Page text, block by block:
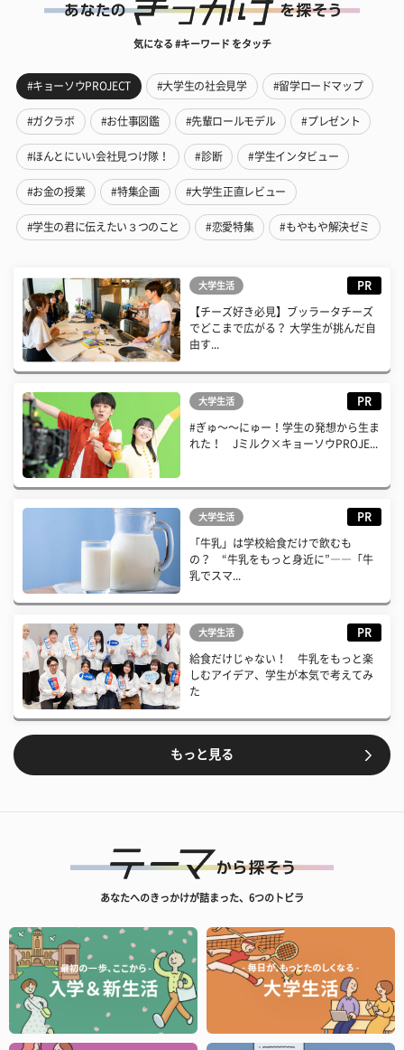
気になる #キーワード をタッチ
#キョーソウPROJECT #大学生の社会見学 #留学ロードマップ
#ガクラボ #お仕事図鑑 #先輩ロールモデル #プレゼント
#ほんとにいい会社見つけ隊！ #診断 #学生インタビュー
#お金の授業 #特集企画 #大学生正直レビュー
#学生の君に伝えたい３つのこと #恋愛特集 #もやもや解決ゼミ
大学生活 PR
【チーズ好き必見】ブッラータチーズ
でどこまで広がる？ 大学生が挑んだ自
由す...
大学生活 PR
#ぎゅ〜〜にゅー！学生の発想から生ま
れた！ Jミルク×キョーソウPROJE...
大学生活 PR
「牛乳」は学校給食だけで飲むも
の？ “牛乳をもっと身近に”――「牛
乳でスマ...
大学生活 PR
給食だけじゃない！ 牛乳をもっと楽
しむアイデア、学生が本気で考えてみ
た
もっと見る
あなたへのきっかけが詰まった、6つのトビラ